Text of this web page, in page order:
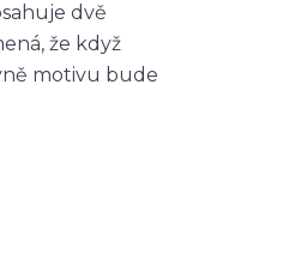
dvě
že když
motivu bude